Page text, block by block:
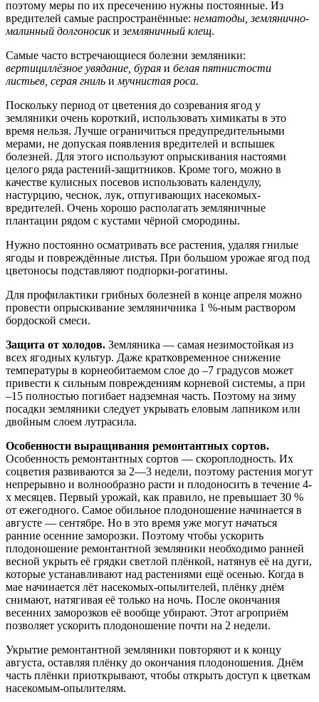
поэтому меры по их пресечению нужны постоянные. Из
вредителей самые распространённые: нематоды, землянично-
малинный долгоносики земляничный клещ.
Самые часто встречающиеся болезни земляники:
вертициллёзное увядание, бурая и белая пятнистости
листьев, серая гниль и мучнистая роса.
Поскольку период от цветения до созревания ягод у
земляники очень короткий, использовать химикаты в это
время нельзя. Лучше ограничиться предупредительными
мерами, не допуская появления вредителей и вспышек
болезней. Для этого используют опрыскивания настоями
целого ряда растений-защитников. Кроме того, можно в
качестве кулисных посевов использовать календулу,
настурцию, чеснок, лук, отпугивающих насекомых-
вредителей. Очень хорошо располагать земляничные
плантации рядом с кустами чёрной смородины.
Нужно постоянно осматривать все растения, удаляя гнилые
ягоды и повреждённые листья. При большом урожае ягод под
цветоносы подставляют подпорки-рогатины.
Для профилактики грибных болезней в конце апреля можно
провести опрыскивание земляничника 1 %-ным раствором
бордоской смеси.
Защита от холодов. Земляника — самая незимостойкая из
всех ягодных культур. Даже кратковременное снижение
температуры в корнеобитаемом слое до –7 градусов может
привести к сильным повреждениям корневой системы, а при
–15 полностью погибает надземная часть. Поэтому на зиму
посадки земляники следует укрывать еловым лапником или
двойным слоем лутрасила.
Особенности выращивания ремонтантных сортов.
Особенность ремонтантных сортов — скороплодность. Их
соцветия развиваются за 2—3 недели, поэтому растения могут
непрерывно и волнообразно расти и плодоносить в течение 4-
х месяцев. Первый урожай, как правило, не превышает 30 %
от ежегодного. Самое обильное плодоношение начинается в
августе — сентябре. Но в это время уже могут начаться
ранние осенние заморозки. Поэтому чтобы ускорить
плодоношение ремонтантной земляники необходимо ранней
весной укрыть её грядки светлой плёнкой, натянув её на дуги,
которые устанавливают над растениями ещё осенью. Когда в
мае начинается лёт насекомых-опылителей, плёнку днём
снимают, натягивая её только на ночь. После окончания
весенних заморозков её вообще убирают. Этот агроприём
позволяет ускорить плодоношение почти на 2 недели.
Укрытие ремонтантной земляники повторяют и к концу
августа, оставляя плёнку до окончания плодоношения. Днём
часть плёнки приоткрывают, чтобы открыть доступ к цветкам
насекомым-опылителям.